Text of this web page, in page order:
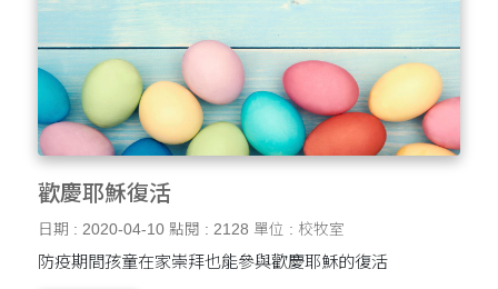
歡慶耶穌復活
日期 : 2020-04-10 點閱 : 2128 單位 : 校牧室
防疫期間孩童在家崇拜也能參與歡慶耶穌的復活